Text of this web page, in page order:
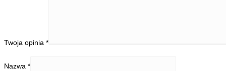
Twoja opinia *
Nazwa *